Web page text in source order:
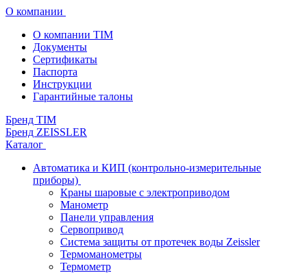
О компании
О компании TIM
Документы
Сертификаты
Паспорта
Инструкции
Гарантийные талоны
Бренд TIM
Бренд ZEISSLER
Каталог
Автоматика и КИП (контрольно-измерительные
приборы)
Краны шаровые с электроприводом
Манометр
Панели управления
Сервопривод
Система защиты от протечек воды Zeissler
Термоманометры
Термометр